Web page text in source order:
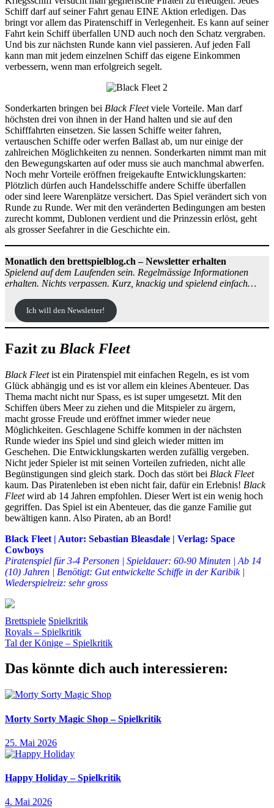
Schiff darf auf seiner Fahrt genau EINE Aktion erledigen. Das
bringt vor allem das Piratenschiff in Verlegenheit. Es kann auf seiner
Fahrt kein Schiff überfallen UND auch noch den Schatz vergraben.
Und bis zur nächsten Runde kann viel passieren. Auf jeden Fall
kann man mit jedem einzelnen Schiff das eigene Einkommen
verbessern, wenn man erfolgreich segelt.
Sonderkarten bringen bei Black Fleetviele Vorteile. Man darf
höchsten drei von ihnen in der Hand halten und sie auf den
Schifffahrten einsetzen. Sie lassen Schiffe weiter fahren,
vertauschen Schiffe oder werfen Ballast ab, um nur einige der
zahlreichen Möglichkeiten zu nennen. Sonderkarten nimmt man mit
den Bewegungskarten auf oder muss sie auch manchmal abwerfen.
Noch mehr Vorteile eröffnen freigekaufte Entwicklungskarten:
Plötzlich dürfen auch Handelsschiffe andere Schiffe überfallen
oder sind leere Warenplätze versichert. Das Spiel verändert sich von
Runde zu Runde. Wer mit den veränderten Bedingungen am besten
zurecht kommt, Dublonen verdient und die Prinzessin erlöst, geht
als grosser Seefahrer in die Geschichte ein.
Monatlich den brettspielblog.ch – Newsletter erhalten
Spielend auf dem Laufenden sein. Regelmässige Informationen
erhalten. Nichts verpassen. Kurz, knackig und spielend einfach…
Ich will den Newsletter!
Fazit zu Black Fleet
Black Fleetist ein Piratenspiel mit einfachen Regeln, es ist vom
Glück abhängig und es ist vor allem ein kleines Abenteuer. Das
Thema macht nicht nur Spass, es ist super umgesetzt. Mit den
Schiffen übers Meer zu ziehen und die Mitspieler zu ärgern,
macht grosse Freude und eröffnet immer wieder neue
Möglichkeiten. Geschlagene Schiffe kommen in der nächsten
Runde wieder ins Spiel und sind gleich wieder mitten im
Geschehen. Die Entwicklungskarten werden zufällig vergeben.
Nicht jeder Spieler ist mit seinen Vorteilen zufrieden, nicht alle
Begünstigungen sind gleich stark. Doch das stört bei Black Fleet
kaum. Das Piratenleben ist eben nicht fair, dafür ein Erlebnis! Black
Fleetwird ab 14 Jahren empfohlen. Dieser Wert ist ein wenig hoch
gegriffen. Das Spiel ist ein Abenteuer, das die ganze Familie gut
bewältigen kann. Also Piraten, ab an Bord!
Black Fleet | Autor: Sebastian Bleasdale | Verlag: Space
Cowboys
Piratenspiel für 3-4 Personen | Spieldauer: 60-90 Minuten | Ab 14
(10) Jahren | Benötigt: Gut entwickelte Schiffe in der Karibik |
Wiederspielreiz: sehr gross
Brettspiele Spielkritik
Black
FleetBleasdaleBrettspielDublonen
Beitragsnavigation
Vorheriger
Beitrag:
Royals – Spielkritik
Nächster
Tal der Könige – Spielkritik
Das könnte dich auch interessieren:
Morty Sorty Magic Shop – Spielkritik
25. Mai 2026
Happy Holiday – Spielkritik
4. Mai 2026